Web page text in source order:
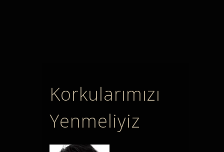
Korkularımızı
Yenmeliyiz